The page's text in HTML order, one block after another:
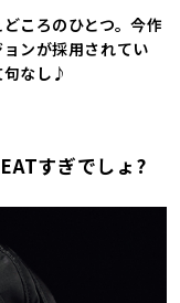
ころのひとつ。今作
ンが採用されてい
句なし♪
すぎでしょ?